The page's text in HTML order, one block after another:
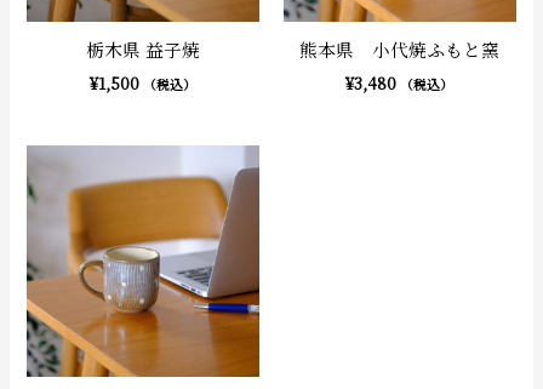
栃木県 益子焼
¥1,500 （税込）
熊本県 小代焼ふもと窯
¥3,480 （税込）